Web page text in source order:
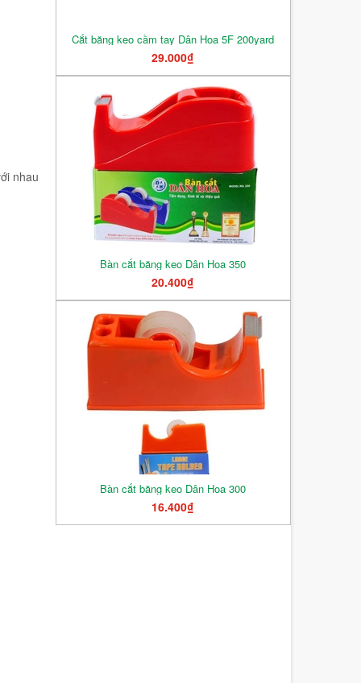
nhau
Cắt băng keo cầm tay Dân Hoa 5F 200yard
29.000₫
Bàn cắt băng keo Dân Hoa 350
20.400₫
Bàn cắt băng keo Dân Hoa 300
16.400₫